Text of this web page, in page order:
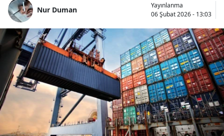
Nur Duman
Yayınlanma
06 Şubat 2026 - 13:03